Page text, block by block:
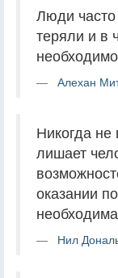
Люди часто
теряли и в
Алехан
Никогда
лишает
оказании
Нил